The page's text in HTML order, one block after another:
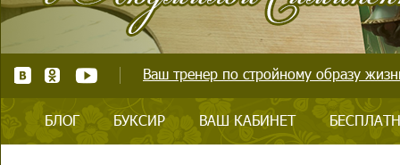
Ваш тренер по стройному образу
БЛОГ БУКСИР ВАШ КАБИНЕТ